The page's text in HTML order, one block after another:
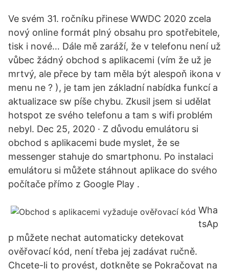
Ve svém 31. ročníku přinese WWDC 2020 zcela
nový online formát plný obsahu pro spotřebitele,
tisk i nové… Dále mě zaráží, že v telefonu není už
vůbec žádný obchod s aplikacemi (vím že už je
mrtvý, ale přece by tam měla být alespoň ikona v
menu ne ? ), je tam jen základní nabídka funkcí a
aktualizace sw píše chybu. Zkusil jsem si udělat
hotspot ze svého telefonu a tam s wifi problém
nebyl. Dec 25, 2020 · Z důvodu emulátoru si
obchod s aplikacemi bude myslet, že se
messenger stahuje do smartphonu. Po instalaci
emulátoru si můžete stáhnout aplikace do svého
počítače přímo z Google Play .
Wha
tsAp
p můžete nechat automaticky detekovat
ověřovací kód, není třeba jej zadávat ručně.
Chcete-li to provést, dotkněte se Pokračovat na